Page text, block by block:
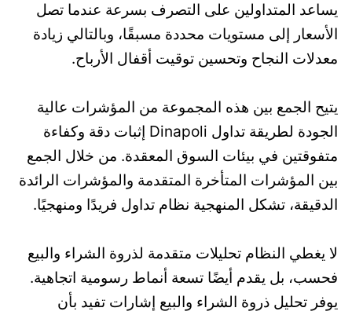
يساعد المتداولين على التصرف بسرعة عندما تصل
الأسعار إلى مستويات محددة مسبقًا، وبالتالي زيادة
معدلات النجاح وتحسين توقيت أقفال الأرباح.
يتيح الجمع بين هذه المجموعة من المؤشرات عالية
الجودة لطريقة تداول Dinapoli إثبات دقة وكفاءة
متفوقتين في بيئات السوق المعقدة. من خلال الجمع
بين المؤشرات المتأخرة المتقدمة والمؤشرات الرائدة
الدقيقة، تشكل المنهجية نظام تداول فريدًا ومنهجيًا.
لا يغطي النظام تحليلات متقدمة لذروة الشراء والبيع
فحسب، بل يقدم أيضًا تسعة أنماط رسومية اتجاهية.
يوفر تحليل ذروة الشراء والبيع إشارات تفيد بأن